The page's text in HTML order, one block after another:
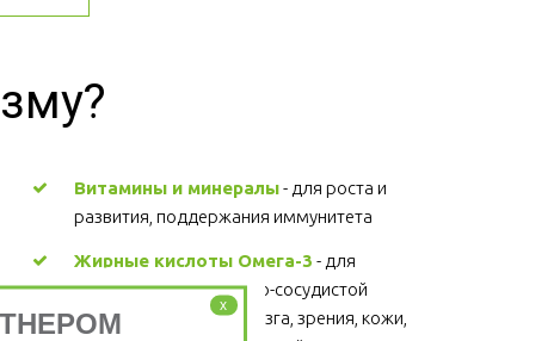
Витамины и минералы - для роста и
развития, поддержания иммунитета
Жирные кислоты Омега-3 - для
поддержания сердечно-сосудистой
системы, головного мозга, зрения, кожи,
x